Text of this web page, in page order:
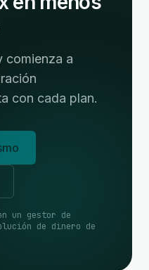
comienza a
con cada plan.
un gestor de
de dinero de